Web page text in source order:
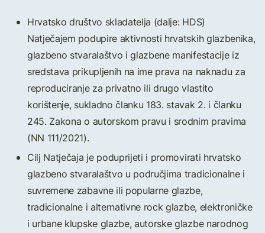
Hrvatsko društvo skladatelja (dalje: HDS)
Natječajem podupire aktivnosti hrvatskih glazbenika,
glazbeno stvaralaštvo i glazbene manifestacije iz
sredstava prikupljenih na ime prava na naknadu za
reproduciranje za privatno ili drugo vlastito
korištenje, sukladno članku 183. stavak 2. i članku
245. Zakona o autorskom pravu i srodnim pravima
(NN 111/2021).
Cilj Natječaja je poduprijeti i promovirati hrvatsko
glazbeno stvaralaštvo u područjima tradicionalne i
suvremene zabavne ili popularne glazbe,
tradicionalne i alternativne rock glazbe, elektroničke
i urbane klupske glazbe, autorske glazbe narodnog